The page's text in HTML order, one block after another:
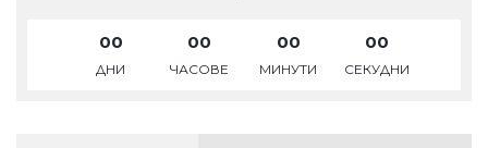
00
ДНИ
00
ЧАСОВЕ
00
МИНУТИ
00
СЕКУДНИ